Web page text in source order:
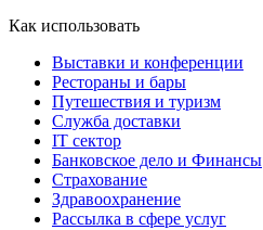
Как использовать
Выставки и конференции
Рестораны и бары
Путешествия и туризм
Служба доставки
IT сектор
Банковское дело и Финансы
Страхование
Здравоохранение
Рассылка в сфере услуг